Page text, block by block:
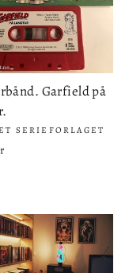
Garfield på
SERIEFORLAGET